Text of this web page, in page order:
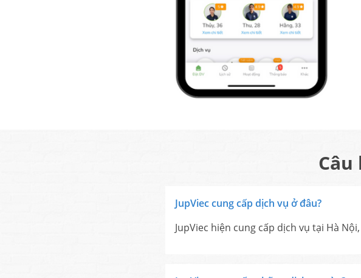
JupViec cung cấp dịch vụ ở đâu?
JupViec hiện cung cấp dịch vụ tại Hà